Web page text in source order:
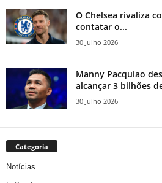
O Chelsea rivaliza
contatar o...
30 Julho 2026
Manny Pacquiao
alcançar 3 bilhões
30 Julho 2026
Categoria
Notícias